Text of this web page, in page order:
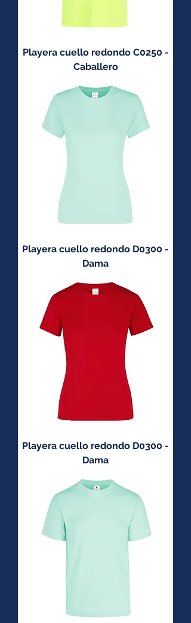
Playera cuello redondo C0250 -
Caballero
Playera cuello redondo D0300 -
Dama
Playera cuello redondo D0300 -
Dama